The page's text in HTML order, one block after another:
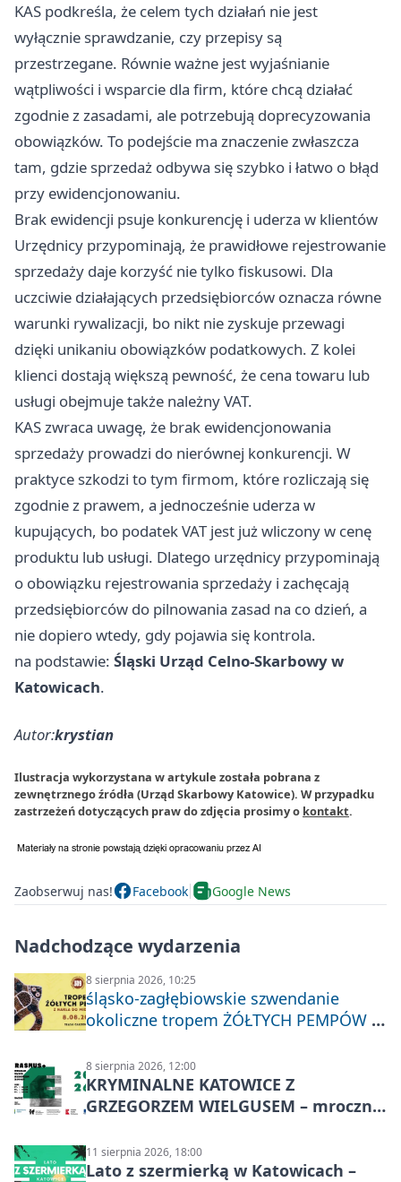
KAS podkreśla, że celem tych działań nie jest
wyłącznie sprawdzanie, czy przepisy są
przestrzegane. Równie ważne jest wyjaśnianie
wątpliwości i wsparcie dla firm, które chcą działać
zgodnie z zasadami, ale potrzebują doprecyzowania
obowiązków. To podejście ma znaczenie zwłaszcza
tam, gdzie sprzedaż odbywa się szybko i łatwo o błąd
przy ewidencjonowaniu.
Brak ewidencji psuje konkurencję i uderza w klientów
Urzędnicy przypominają, że prawidłowe rejestrowanie
sprzedaży daje korzyść nie tylko fiskusowi. Dla
uczciwie działających przedsiębiorców oznacza równe
warunki rywalizacji, bo nikt nie zyskuje przewagi
dzięki unikaniu obowiązków podatkowych. Z kolei
klienci dostają większą pewność, że cena towaru lub
usługi obejmuje także należny VAT.
KAS zwraca uwagę, że brak ewidencjonowania
sprzedaży prowadzi do nierównej konkurencji. W
praktyce szkodzi to tym firmom, które rozliczają się
zgodnie z prawem, a jednocześnie uderza w
kupujących, bo podatek VAT jest już wliczony w cenę
produktu lub usługi. Dlatego urzędnicy przypominają
o obowiązku rejestrowania sprzedaży i zachęcają
przedsiębiorców do pilnowania zasad na co dzień, a
nie dopiero wtedy, gdy pojawia się kontrola.
na podstawie: Śląski Urząd Celno-Skarbowy w
Katowicach.
Autor:krystian
Ilustracja wykorzystana w artykule została pobrana z
zewnętrznego źródła (Urząd Skarbowy Katowice). W przypadku
zastrzeżeń dotyczących praw do zdjęcia prosimy o kontakt.
Zaobserwuj nas! Facebook Google News
Nadchodzące wydarzenia
8 sierpnia 2026, 10:25
śląsko-zagłębiowskie szwendanie
okoliczne tropem ŻÓŁTYCH PEMPÓW z
8 sierpnia 2026, 12:00
KRYMINALNE KATOWICE Z
GRZEGORZEM WIELGUSEM – mroczne
11 sierpnia 2026, 18:00
Lato z szermierką w Katowicach –